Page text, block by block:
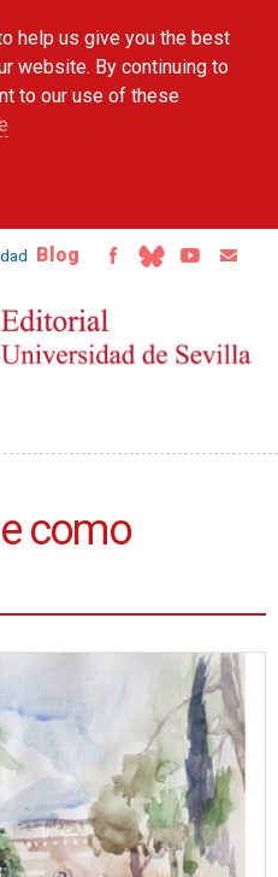
help us give you the best
website. By continuing to
to our use of these
Blog
como